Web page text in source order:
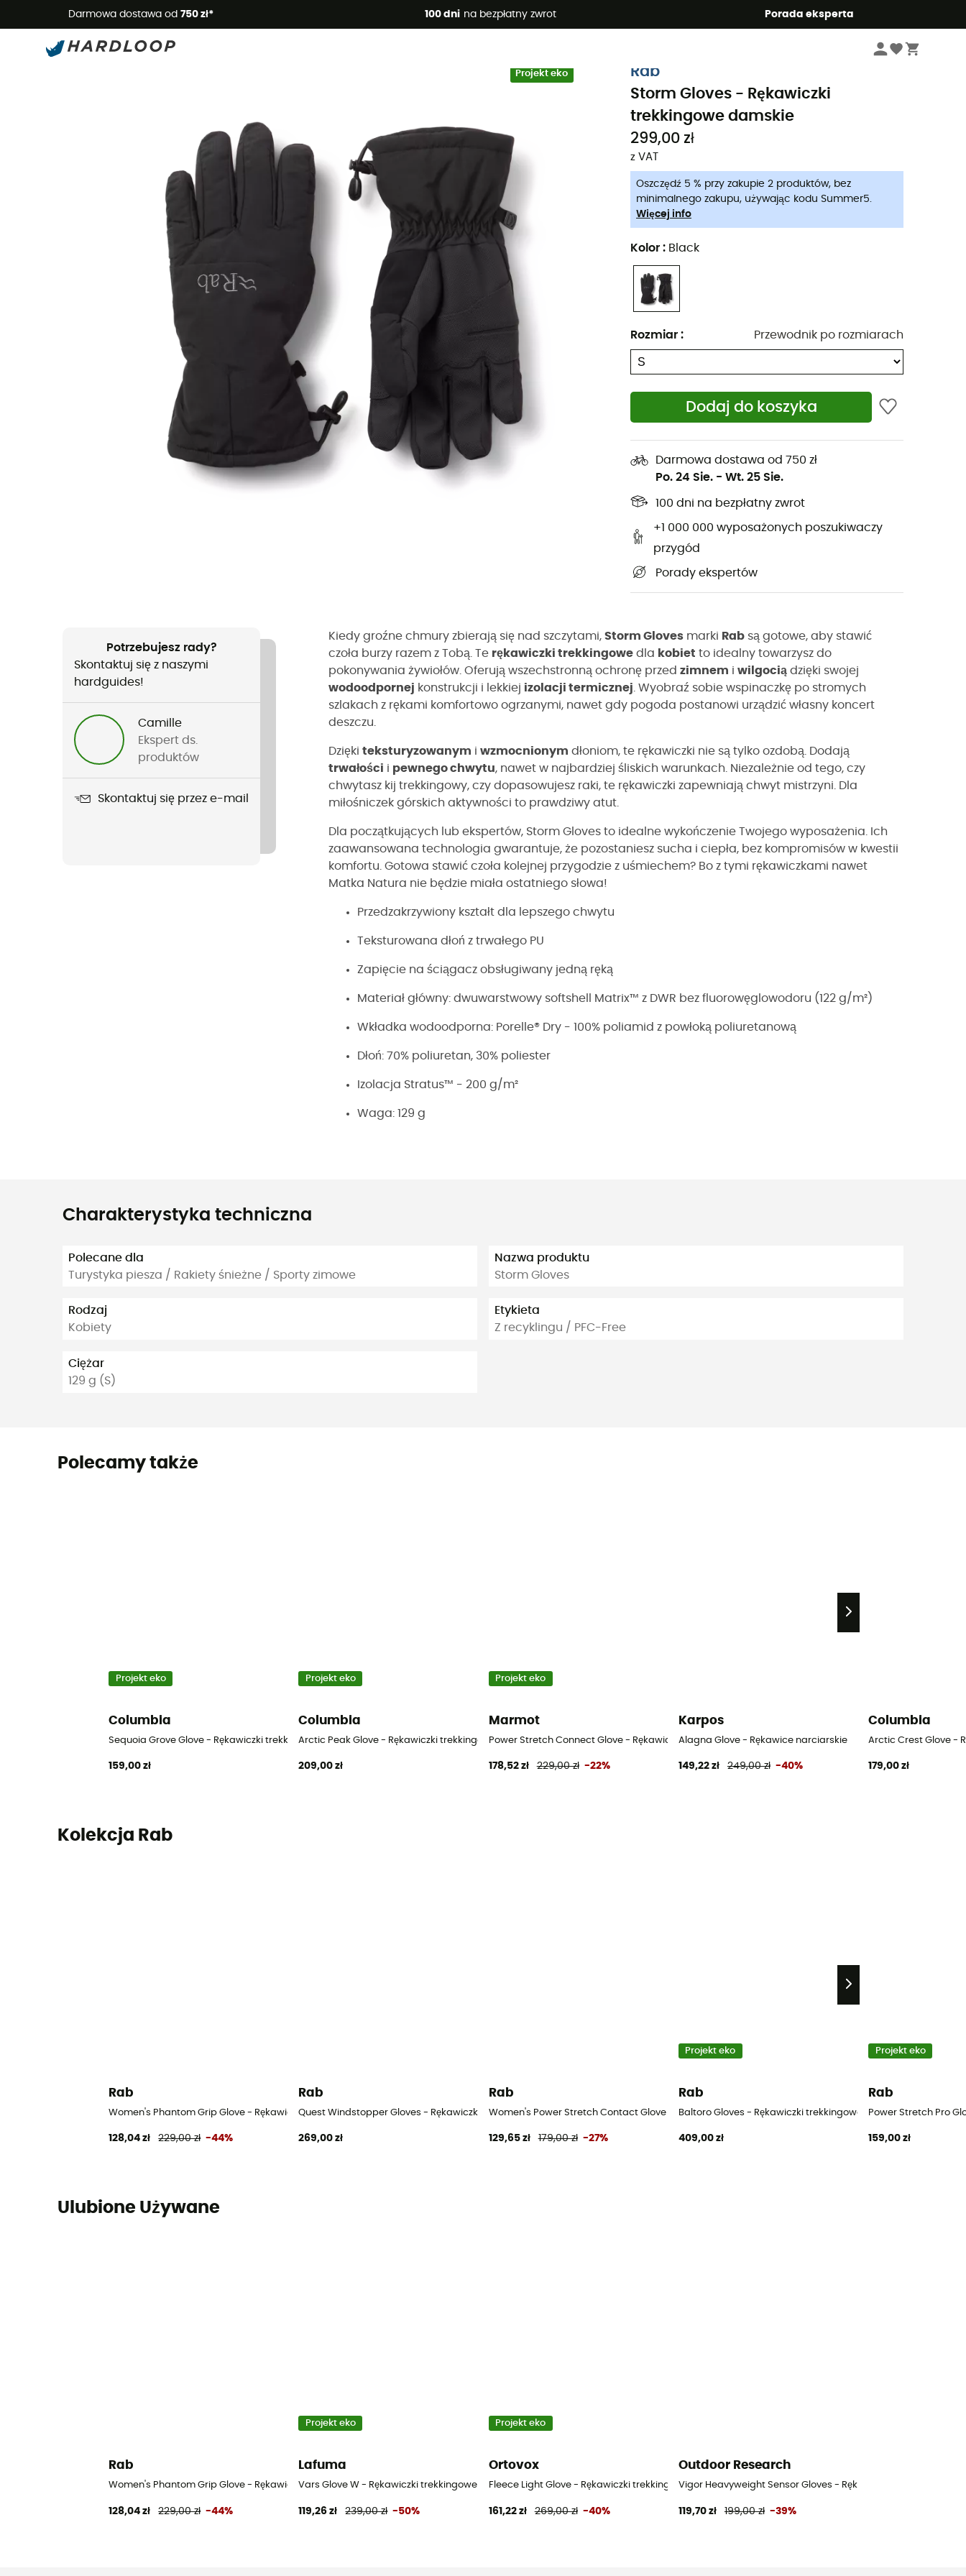
Darmowa dostawa od 750 zł* 100 dni na bezpłatny zwrot Porada eksperta
Letnie promocje 🔥 -5% DODATKOWO przy zakupie 2 produktów*, kod Summer5
Projekt eko
Rękawiczki
Rab
Storm Gloves - Rękawiczki
trekkingowe damskie
299,00 zł
z VAT
Oszczędź 5 % przy zakupie 2 produktów, bez
minimalnego zakupu, używając kodu Summer5.
Więcej info
Kolor : Black
Rozmiar : Przewodnik po rozmiarach
Dodaj do koszyka
Darmowa dostawa od 750 zł
Po. 24 Sie. - Wt. 25 Sie.
100 dni na bezpłatny zwrot
+1 000 000 wyposażonych poszukiwaczy
przygód
Porady ekspertów
Potrzebujesz rady?
Skontaktuj się z naszymi
hardguides!
Camille
Ekspert ds.
produktów
Skontaktuj się przez e-mail
Kiedy groźne chmury zbierają się nad szczytami, Storm Gloves marki Rab są gotowe, aby stawić
czoła burzy razem z Tobą. Te rękawiczki trekkingowe dla kobiet to idealny towarzysz do
pokonywania żywiołów. Oferują wszechstronną ochronę przed zimnem i wilgocią dzięki swojej
wodoodpornej konstrukcji i lekkiej izolacji termicznej . Wyobraź sobie wspinaczkę po stromych
szlakach z rękami komfortowo ogrzanymi, nawet gdy pogoda postanowi urządzić własny koncert
deszczu.
Dzięki teksturyzowanym i wzmocnionym dłoniom, te rękawiczki nie są tylko ozdobą. Dodają
trwałości i pewnego chwytu, nawet w najbardziej śliskich warunkach. Niezależnie od tego, czy
chwytasz kij trekkingowy, czy dopasowujesz raki, te rękawiczki zapewniają chwyt mistrzyni. Dla
miłośniczek górskich aktywności to prawdziwy atut.
Dla początkujących lub ekspertów, Storm Gloves to idealne wykończenie Twojego wyposażenia. Ich
zaawansowana technologia gwarantuje, że pozostaniesz sucha i ciepła, bez kompromisów w kwestii
komfortu. Gotowa stawić czoła kolejnej przygodzie z uśmiechem? Bo z tymi rękawiczkami nawet
Matka Natura nie będzie miała ostatniego słowa!
Przedzakrzywiony kształt dla lepszego chwytu
Teksturowana dłoń z trwałego PU
Zapięcie na ściągacz obsługiwany jedną ręką
Materiał główny: dwuwarstwowy softshell Matrix™ z DWR bez fluorowęglowodoru (122 g/m²)
Wkładka wodoodporna: Porelle® Dry - 100% poliamid z powłoką poliuretanową
Dłoń: 70% poliuretan, 30% poliester
Izolacja Stratus™ - 200 g/m²
Waga: 129 g
Charakterystyka techniczna
Polecane dla
Turystyka piesza / Rakiety śnieżne / Sporty zimowe
Rodzaj
Kobiety
Ciężar
129 g (S)
Nazwa produktu
Storm Gloves
Etykieta
Z recyklingu / PFC-Free
Polecamy także
Projekt eko
Columbia
Sequoia Grove Glove - Rękawiczki trekkingowe damskie
159,00 zł
Projekt eko
Columbia
Arctic Peak Glove - Rękawiczki trekkingowe damskie
209,00 zł
Projekt eko
Marmot
Power Stretch Connect Glove - Rękawiczki trekkingowe damskie
178,52 zł 229,00 zł -22%
Karpos
Alagna Glove - Rękawice narciarskie
149,22 zł 249,00 zł -40%
Columbia
Arctic Crest Glove -
179,00 zł
Kolekcja Rab
Rab
Women's Phantom Grip Glove - Rękawiczki trekkingowe damskie
128,04 zł 229,00 zł -44%
Rab
Quest Windstopper Gloves - Rękawiczki trekkingowe damskie
269,00 zł
Rab
Women's Power Stretch Contact Glove - Rękawiczki trekkingowe damskie
129,65 zł 179,00 zł -27%
Projekt eko
Rab
Baltoro Gloves - Rękawiczki trekkingowe damskie
409,00 zł
Projekt eko
Rab
Power Stretch Pro
159,00 zł
Ulubione Używane
Rab
Women's Phantom Grip Glove - Rękawiczki trekkingowe damskie
128,04 zł 229,00 zł -44%
Projekt eko
Lafuma
Vars Glove W - Rękawiczki trekkingowe damskie
119,26 zł 239,00 zł -50%
Projekt eko
Ortovox
Fleece Light Glove - Rękawiczki trekkingowe damskie
161,22 zł 269,00 zł -40%
Outdoor Research
Vigor Heavyweight Sensor Gloves - Rękawiczki trekkingowe
119,70 zł 199,00 zł -39%